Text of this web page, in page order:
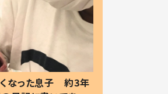
なった息子 約3年